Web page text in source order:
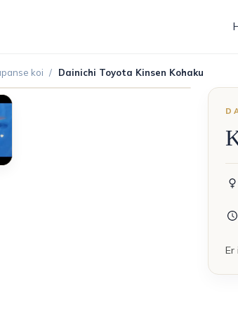
koi / Dainichi Toyota Kinsen Kohaku
Er